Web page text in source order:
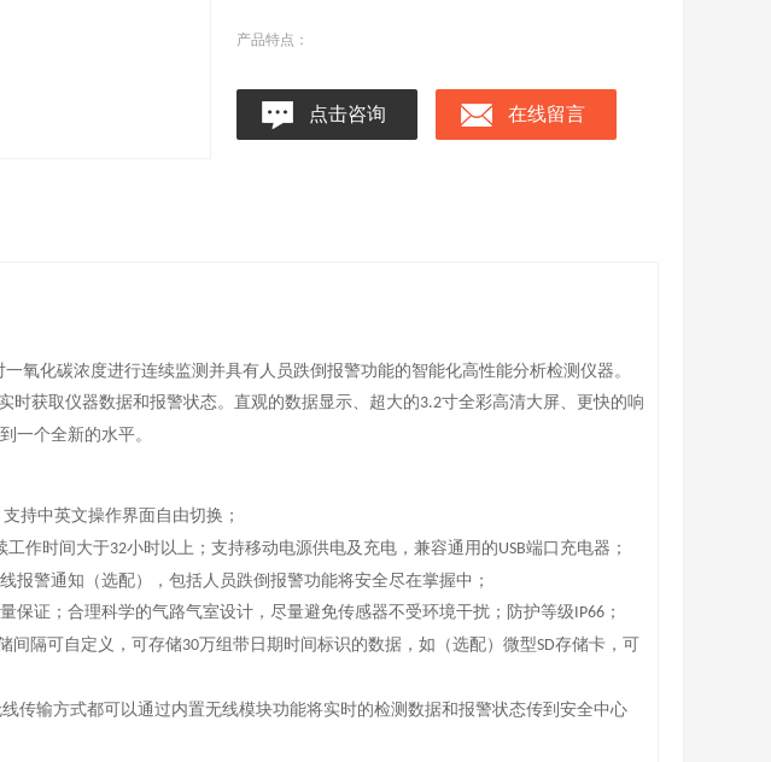
产品特点：
点击咨询 在线留言
氧化碳浓度进行连续监测并具有人员跌倒报警功能的智能化高性能分析检测仪器。
时获取仪器数据和报警状态。直观的数据显示、超大的3.2寸全彩高清大屏、更快的响
一个全新的水平。
持中英文操作界面自由切换；
工作时间大于32小时以上；支持移动电源供电及充电，兼容通用的USB端口充电器；
警通知（选配），包括人员跌倒报警功能将安全尽在掌握中；
证；合理科学的气路气室设计，尽量避免传感器不受环境干扰；防护等级IP66 ；
间隔可自定义，可存储30万组带日期时间标识的数据，如（选配）微型SD存储卡，可
传输方式都可以通过内置无线模块功能将实时的检测数据和报警状态传到安全中心